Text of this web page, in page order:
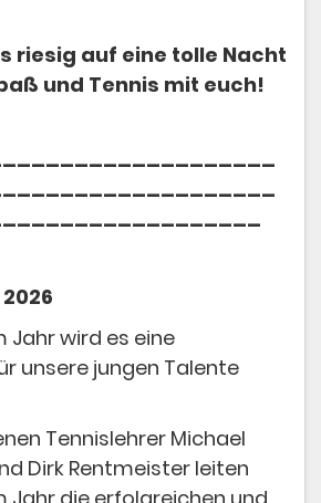
riesig auf eine tolle Nacht
und Tennis mit euch!
Jahr wird es eine
unsere jungen Talente
Tennislehrer Michael
Dirk Rentmeister leiten